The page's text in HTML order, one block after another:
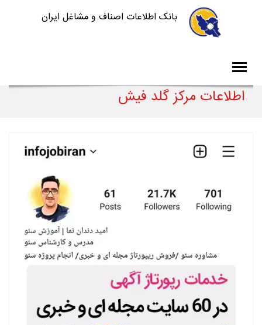
بانک اطلاعات اصناف و مشاغل ایران
اطلاعات مرکز گلد فیش